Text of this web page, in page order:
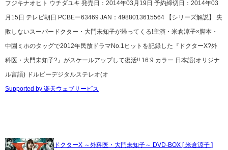
フジキナオヒト ウチダユキ 発売日：2014年03月19日 予約締切日：2014年03
月15日 テレビ朝日 PCBEー63469 JAN：4988013615564 【シリーズ解説】 失
敗しないスーパードクター・大門未知子が帰ってくる!主演・米倉涼子×脚本・
中園ミホのタッグで2012年民放ドラマNo.1ヒットを記録した『ドクターX?外
科医・大門未知子?』がスケールアップして復活!! 16:9 カラー 日本語(オリジナ
ル言語) ドルビーデジタルステレオ(オ
Supported by 楽天ウェブサービス
ドクターX ～外科医・大門未知子～ DVD-BOX [ 米倉涼子 ]